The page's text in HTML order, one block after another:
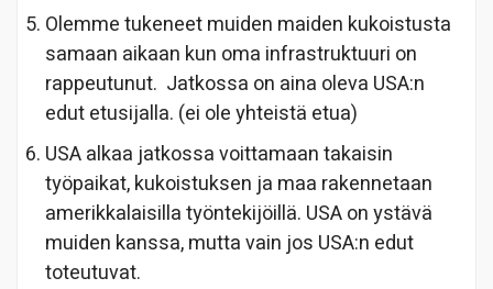
Olemme tukeneet muiden maiden kukoistusta
samaan aikaan kun oma infrastruktuuri on
rappeutunut. Jatkossa on aina oleva USA:n
edut etusijalla. (ei ole yhteistä etua)
USA alkaa jatkossa voittamaan takaisin
työpaikat, kukoistuksen ja maa rakennetaan
amerikkalaisilla työntekijöillä. USA on ystävä
muiden kanssa, mutta vain jos USA:n edut
toteutuvat.